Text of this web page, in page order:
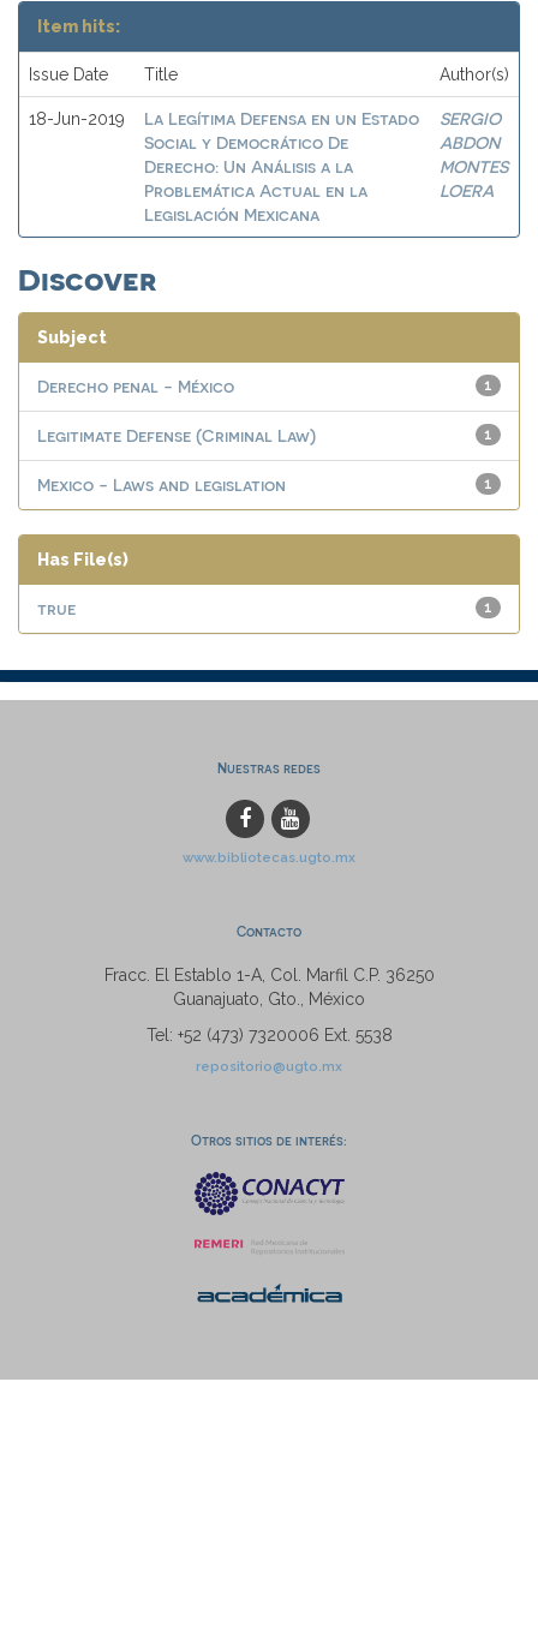
Item hits:
Issue Date Title Author(s)
18-Jun-2019
La Legítima Defensa en un Estado
Social y Democrático De
Derecho: Un Análisis a la
Problemática Actual en la
Legislación Mexicana
SERGIO
ABDON
MONTES
LOERA
Discover
Subject
1
Derecho penal - México
1
Legitimate Defense (Criminal Law)
1
Mexico - Laws and legislation
Has File(s)
1
true
Nuestras redes
www.bibliotecas.ugto.mx
Contacto
Fracc. El Establo 1-A, Col. Marfil C.P. 36250
Guanajuato, Gto., México
Tel: +52 (473) 7320006 Ext. 5538
repositorio@ugto.mx
Otros sitios de interés: